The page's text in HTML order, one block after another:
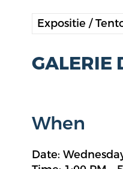
Expositie /
GALERIE
When
Date: